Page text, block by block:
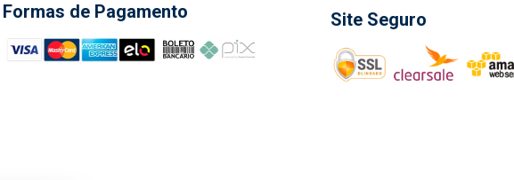
Formas de Pagamento Site Seguro